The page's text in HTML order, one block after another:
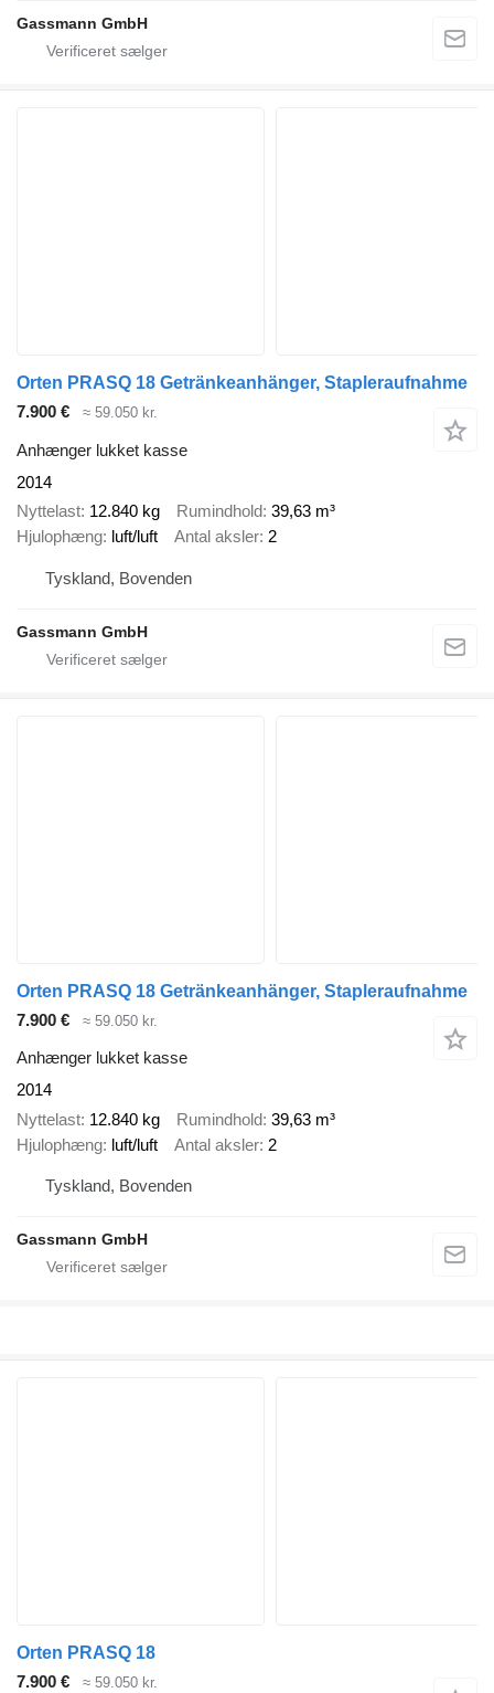
Gassmann GmbH
Orten PRASQ 18 Getränkeanhänger, Stapleraufnahme
7.900 €
≈ 59.050 kr.
Anhænger lukket kasse
2014
Nyttelast 12.840 kg Rumindhold 39,63 m³
Hjulophæng luft/luft Antal aksler 2
Tyskland, Bovenden
Gassmann GmbH
Orten PRASQ 18 Getränkeanhänger, Stapleraufnahme
7.900 €
≈ 59.050 kr.
Anhænger lukket kasse
2014
Nyttelast 12.840 kg Rumindhold 39,63 m³
Hjulophæng luft/luft Antal aksler 2
Tyskland, Bovenden
Gassmann GmbH
Orten PRASQ 18
7.900 €
≈ 59.050 kr.